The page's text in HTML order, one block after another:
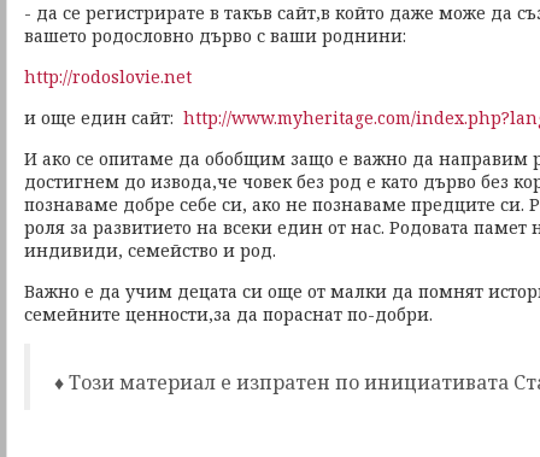
- да се регистрирате в такъв сайт,в който даже може да
вашето родословно дърво с ваши роднини:
http://rodoslovie.net
и още един сайт: http://www.myheritage.com/
И ако се опитаме да обобщим защо е важно да направим
достигнем до извода,че човек без род е като дърво без
познаваме добре себе си, ако не познаваме предците
роля за развитието на всеки един от нас. Родовата памет
индивиди, семейство и род.
Важно е да учим децата си още от малки да помнят
семейните ценности,за да пораснат по-добри.
♦ Този материал е изпратен по инициативата